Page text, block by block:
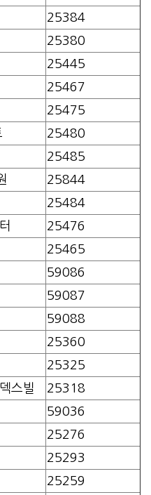
25384
25380
25445
25467
25475
25480
25485
25844
25484
25476
25465
59086
59087
59088
25360
25325
스빌
25318
59036
25276
25293
25259